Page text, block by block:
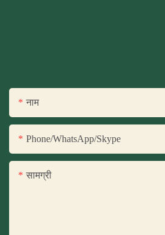
नाम
Phone/WhatsApp/Skype
सामग्री